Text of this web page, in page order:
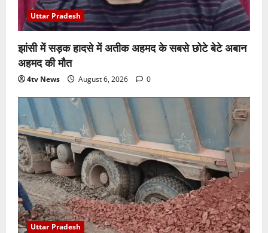
Uttar Pradesh
झांसी में सड़क हादसे में अतीक अहमद के सबसे छोटे बेटे अबान
अहमद की मौत
4tv News August 6, 2026 0
Uttar Pradesh